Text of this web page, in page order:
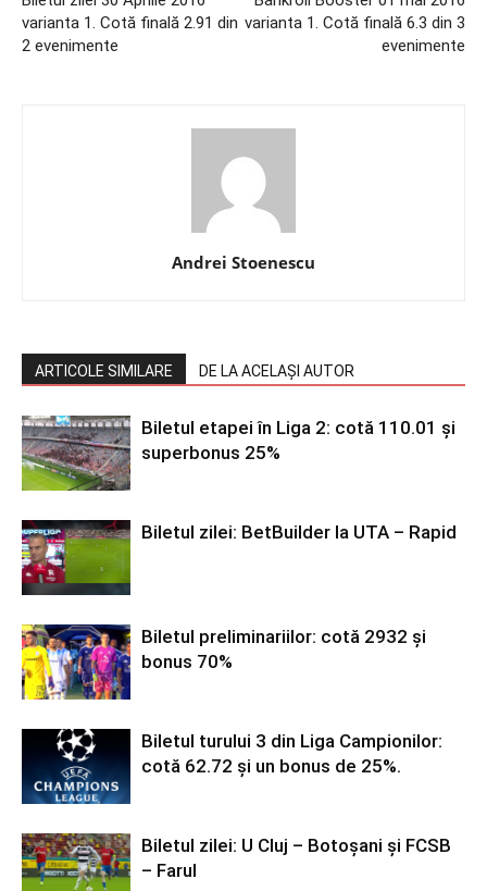
varianta 1. Cotă finală 2.91 din
2 evenimente
varianta 1. Cotă finală 6.3 din 3
evenimente
Andrei Stoenescu
ARTICOLE SIMILARE DE LA ACELAȘI AUTOR
Biletul etapei în Liga 2: cotă 110.01 și
superbonus 25%
Biletul zilei: BetBuilder la UTA – Rapid
Biletul preliminariilor: cotă 2932 și
bonus 70%
Biletul turului 3 din Liga Campionilor:
cotă 62.72 și un bonus de 25%.
Biletul zilei: U Cluj – Botoșani și FCSB
– Farul